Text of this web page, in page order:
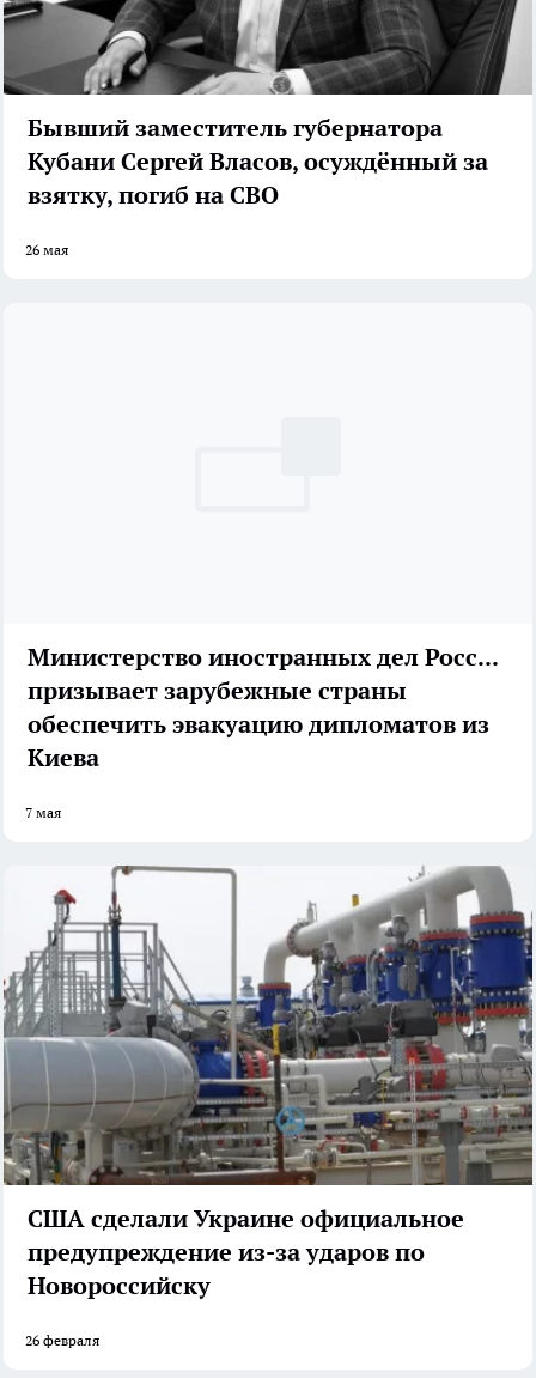
Бывший заместитель губернатора
Кубани Сергей Власов, осуждённый за
взятку, погиб на СВО
26 мая
Министерство иностранных дел России
призывает зарубежные страны
обеспечить эвакуацию дипломатов из
Киева
7 мая
США сделали Украине официальное
предупреждение из-за ударов по
Новороссийску
26 февраля